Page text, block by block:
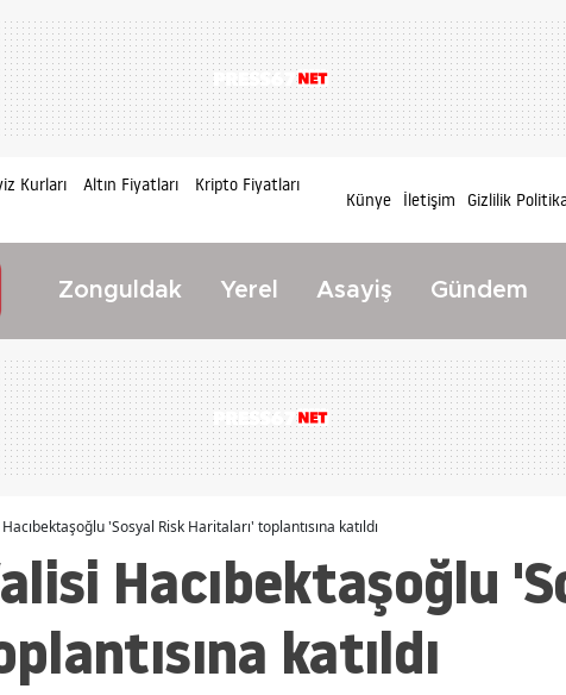
Kurları Altın Fiyatları
Kripto Fiyatları
Künye İletişim Gizlilik
Zonguldak Yerel Asayiş Gündem
'Sosyal Risk Haritaları' toplantısına katıldı
Hacıbektaşoğlu
katıldı